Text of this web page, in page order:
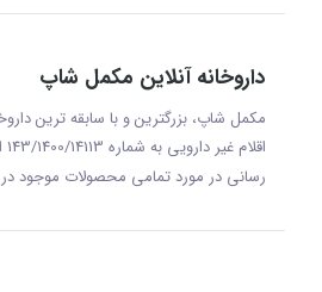
داروخانه آنلاین مکمل شاپ
مکمل شاپ، بزرگترین و با سابقه ترین
رسانی در مورد تمامی محصولات موجود